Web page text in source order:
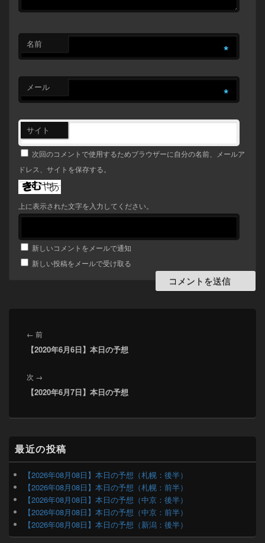
名前 *
メール *
サイト
次回のコメントで使用するためブラウザーに自分の名前、メールア
ドレス、サイトを保存する。
上に表示された文字を入力してください。
新しいコメントをメールで通知
新しい投稿をメールで受け取る
稿
ナ
ゲ
ー
シ
← 前前
の
【2020年6月6日】本日の予想
次 →
の
【2020年6月7日】本日の予想
イ
ン
サ
イ
バ
ー
ウ
ィ
最近の投稿
【2026年08月08日】本日の予想（札幌：後半）
【2026年08月08日】本日の予想（札幌：前半）
【2026年08月08日】本日の予想（中京：後半）
【2026年08月08日】本日の予想（中京：前半）
【2026年08月08日】本日の予想（新潟：後半）